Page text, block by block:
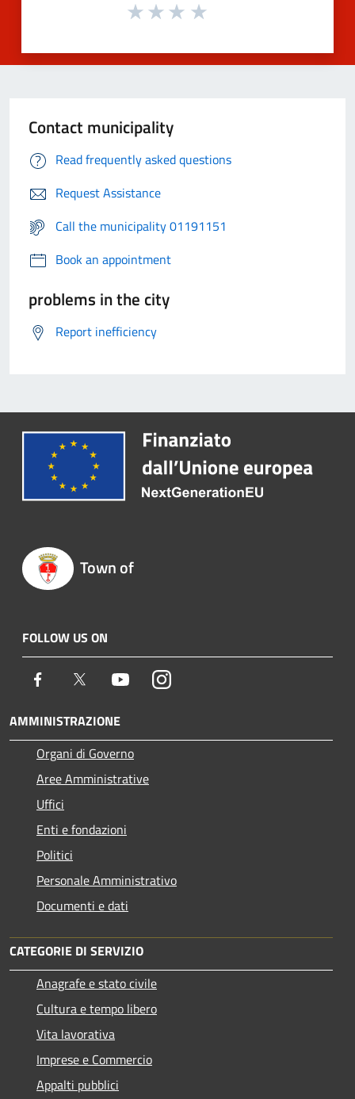
Contact municipality
Read frequently asked questions
Request Assistance
Call the municipality 01191151
Book an appointment
problems in the city
Report inefficiency
Town of
FOLLOW US ON
Facebook Twitter YoutubeInstagram
AMMINISTRAZIONE
Organi di Governo
Aree Amministrative
Uffici
Enti e fondazioni
Politici
Personale Amministrativo
Documenti e dati
CATEGORIE DI SERVIZIO
Anagrafe e stato civile
Cultura e tempo libero
Vita lavorativa
Imprese e Commercio
Appalti pubblici